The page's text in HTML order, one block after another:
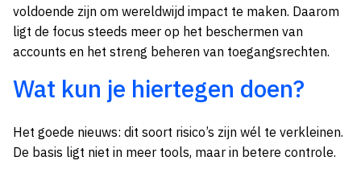
voldoende zijn om wereldwijd impact te maken. Daarom
ligt de focus steeds meer op het beschermen van
accounts en het streng beheren van toegangsrechten.
Wat kun je hiertegen doen?
Het goede nieuws: dit soort risico’s zijn wél te verkleinen.
De basis ligt niet in meer tools, maar in betere controle.